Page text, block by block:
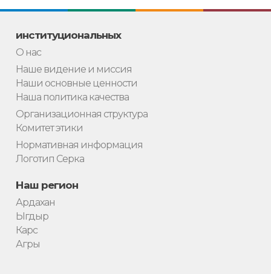
институциональных
О нас
Наше видение и миссия
Наши основные ценности
Наша политика качества
Организационная структура
Комитет этики
Нормативная информация
Логотип Серка
Наш регион
Ардахан
Ыгдыр
Карс
Агры